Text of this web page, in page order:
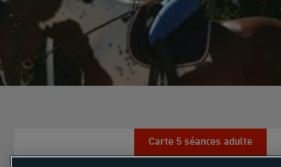
Carte 5 séances adulte